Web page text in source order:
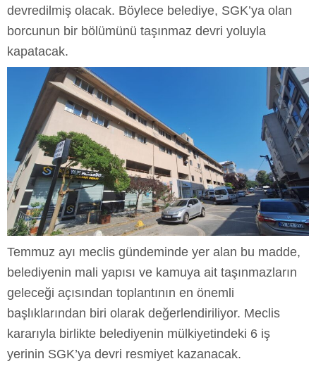
devredilmiş olacak. Böylece belediye, SGK’ya olan
borcunun bir bölümünü taşınmaz devri yoluyla
kapatacak.
Temmuz ayı meclis gündeminde yer alan bu madde,
belediyenin mali yapısı ve kamuya ait taşınmazların
geleceği açısından toplantının en önemli
başlıklarından biri olarak değerlendiriliyor. Meclis
kararıyla birlikte belediyenin mülkiyetindeki 6 iş
yerinin SGK’ya devri resmiyet kazanacak.